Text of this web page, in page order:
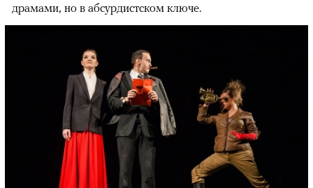
драмами, но в абсурдистском ключе.